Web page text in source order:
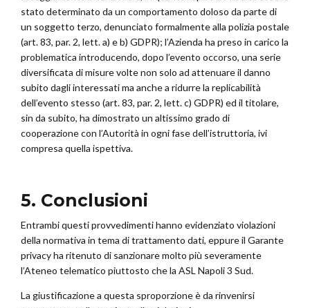
stato determinato da un comportamento doloso da parte di
un soggetto terzo, denunciato formalmente alla polizia postale
(art. 83, par. 2, lett. a) e b) GDPR); l’Azienda ha preso in carico la
problematica introducendo, dopo l’evento occorso, una serie
diversificata di misure volte non solo ad attenuare il danno
subito dagli interessati ma anche a ridurre la replicabilità
dell’evento stesso (art. 83, par. 2, lett. c) GDPR) ed il titolare,
sin da subito, ha dimostrato un altissimo grado di
cooperazione con l’Autorità in ogni fase dell’istruttoria, ivi
compresa quella ispettiva.
5. Conclusioni
Entrambi questi provvedimenti hanno evidenziato violazioni
della normativa in tema di trattamento dati, eppure il Garante
privacy ha ritenuto di sanzionare molto più severamente
l’Ateneo telematico piuttosto che la ASL Napoli 3 Sud.
La giustificazione a questa sproporzione è da rinvenirsi